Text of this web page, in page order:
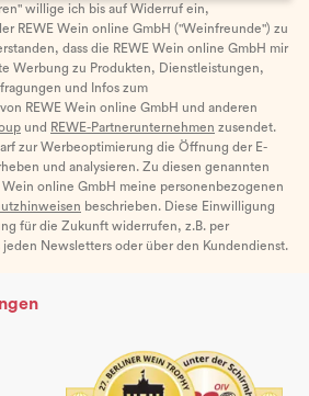
willige ich bis auf Widerruf ein,
REWE Wein online GmbH ("Weinfreunde") zu
dass die REWE Wein online GmbH mir
Werbung zu Produkten, Dienstleistungen,
und Infos zum
REWE Wein online GmbH und anderen
und REWE-Partnerunternehmen zusendet.
zur Werbeoptimierung die Öffnung der E-
und analysieren. Zu diesen genannten
online GmbH meine personenbezogenen
beschrieben. Diese Einwilligung
für die Zukunft widerrufen, z.B. per
Newsletters oder über den Kundendienst.